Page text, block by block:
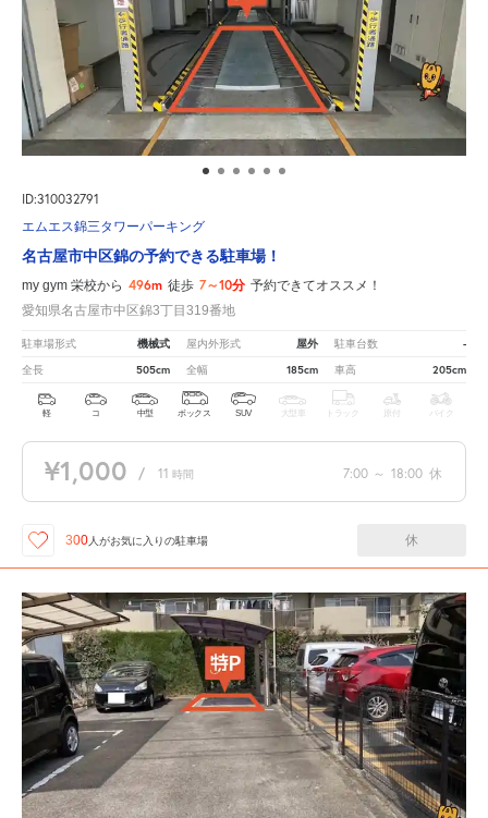
ID:310032791
エムエス錦三タワーパーキング
名古屋市中区錦の予約できる駐車場！
my gym 栄校から 496m 徒歩 7～10分 予約できてオススメ！
愛知県名古屋市中区錦3丁目319番地
駐車場形式 機械式 屋内外形式 屋外 駐車台数 -
全長 505cm 全幅 185cm 車高 205cm
軽 コ 中型 ボックス SUV 大型車 トラック 原付 バイク
¥1,000 / 11 時間 7:00 ～ 18:00 休
300人がお気に入りの駐車場 休